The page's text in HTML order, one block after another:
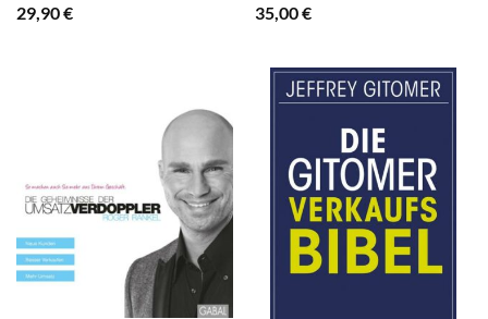
29,90€
35,00€